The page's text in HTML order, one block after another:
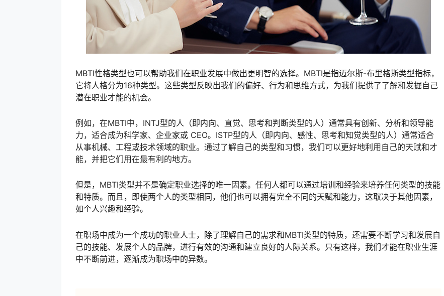
MBTI性格类型也可以帮助我们在职业发展中做出更明智的选择。MBTI是指迈尔斯-布里格斯类型指标，
它将人格分为16种类型。这些类型反映出我们的偏好、行为和思维方式，为我们提供了了解和发掘自己
潜在职业才能的机会。
例如，在MBTI中，INTJ型的人（即内向、直觉、思考和判断类型的人）通常具有创新、分析和领导能
力，适合成为科学家、企业家或 CEO。ISTP型的人（即内向、感性、思考和知觉类型的人）通常适合
从事机械、工程或技术领域的职业。通过了解自己的类型和习惯，我们可以更好地利用自己的天赋和才
能，并把它们用在最有利的地方。
但是，MBTI类型并不是确定职业选择的唯一因素。任何人都可以通过培训和经验来培养任何类型的技能
和特质。而且，即使两个人的类型相同，他们也可以拥有完全不同的天赋和能力，这取决于其他因素，
如个人兴趣和经验。
在职场中成为一个成功的职业人士，除了理解自己的需求和MBTI类型的特质，还需要不断学习和发展自
己的技能、发展个人的品牌，进行有效的沟通和建立良好的人际关系。只有这样，我们才能在职业生涯
中不断前进，逐渐成为职场中的异数。